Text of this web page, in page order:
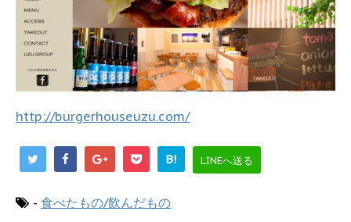
http://burgerhouseuzu.com/
B! LINEへ送る
- 食べたもの/飲んだもの